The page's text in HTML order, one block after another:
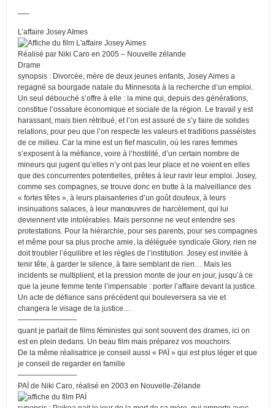
—–
L’affaire Josey AImes
Réalisé par Niki Caro en 2005 – Nouvelle zélande
Drame
synopsis : Divorcée, mère de deux jeunes enfants, Josey Aimes a
regagné sa bourgade natale du Minnesota à la recherche d’un emploi.
Un seul débouché s’offre à elle : la mine qui, depuis des générations,
constitue l’ossature économique et sociale de la région. Le travail y est
harassant, mais bien rétribué, et l’on est assuré de s’y faire de solides
relations, pour peu que l’on respecte les valeurs et traditions passéistes
de ce milieu. Car la mine est un fief masculin, où les rares femmes
s’exposent à la méfiance, voire à l’hostilité, d’un certain nombre de
mineurs qui jugent qu’elles n’y ont pas leur place et ne voient en elles
que des concurrentes potentielles, prêtes à leur ravir leur emploi. Josey,
comme ses compagnes, se trouve donc en butte à la malveillance des
« fortes têtes », à leurs plaisanteries d’un goût douteux, à leurs
insinuations salaces, à leur manœuvres de harcèlement, qui lui
deviennent vite intolérables. Mais personne ne veut entendre ses
protestations. Pour la hiérarchie, pour ses parents, pour ses compagnes
et même pour sa plus proche amie, la déléguée syndicale Glory, rien ne
doit troubler l’équilibre et les règles de l’institution. Josey est invitée à
tenir tête, à garder le silence, à faire semblant de rien… Mais les
incidents se multiplient, et la pression monte de jour en jour, jusqu’à ce
que la jeune femme tente l’impensable : porter l’affaire devant la justice.
Un acte de défiance sans précédent qui bouleversera sa vie et
changera le visage de la justice…
————————
quant je parlait de films féministes qui sont souvent des drames, ici on
est en plein dedans. Un beau film mais préparez vos mouchoirs.
De la même réalisatrice je conseil aussi « PAÏ » qui est plus léger et que
je conseil de regarder en famille
————————
PAÏ de Niki Caro, réalisé en 2003 en Nouvelle-Zélande